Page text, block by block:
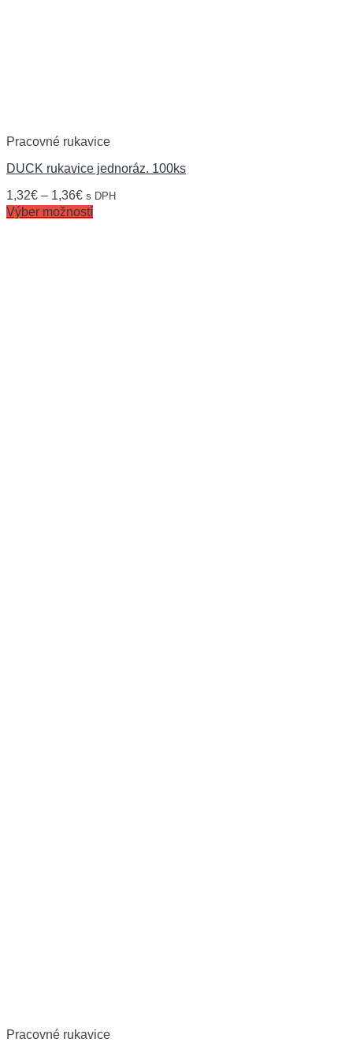
Pracovné rukavice
DUCK rukavice jednoráz. 100ks
1,32€ – 1,36€ s DPH
Výber možností
Pracovné rukavice